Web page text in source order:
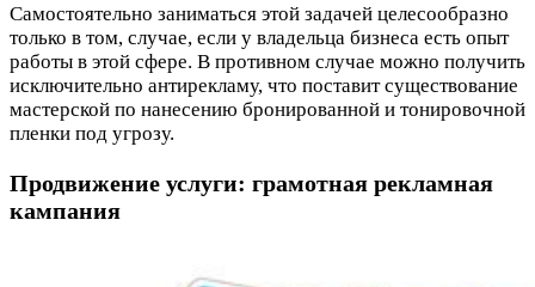
Самостоятельно заниматься этой задачей целесообразно
только в том, случае, если у владельца бизнеса есть опыт
работы в этой сфере. В противном случае можно получить
исключительно антирекламу, что поставит существование
мастерской по нанесению бронированной и тонировочной
пленки под угрозу.
Продвижение услуги: грамотная рекламная
кампания